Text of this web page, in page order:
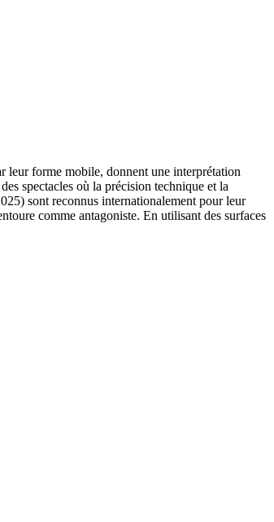
leur forme mobile, donnent une interprétation
spectacles où la précision technique et la
sont reconnus internationalement pour leur
comme antagoniste. En utilisant des surfaces